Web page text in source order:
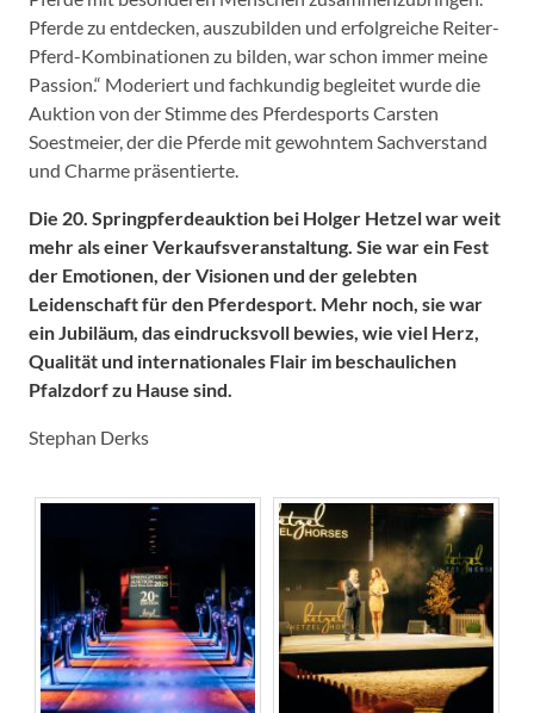
Pferde zu entdecken, auszubilden und erfolgreiche Reiter-
Pferd-Kombinationen zu bilden, war schon immer meine
Passion.“ Moderiert und fachkundig begleitet wurde die
Auktion von der Stimme des Pferdesports Carsten
Soestmeier, der die Pferde mit gewohntem Sachverstand
und Charme präsentierte.
Die 20. Springpferdeauktion bei Holger Hetzel war weit
mehr als einer Verkaufsveranstaltung. Sie war ein Fest
der Emotionen, der Visionen und der gelebten
Leidenschaft für den Pferdesport. Mehr noch, sie war
ein Jubiläum, das eindrucksvoll bewies, wie viel Herz,
Qualität und internationales Flair im beschaulichen
Pfalzdorf zu Hause sind.
Stephan Derks